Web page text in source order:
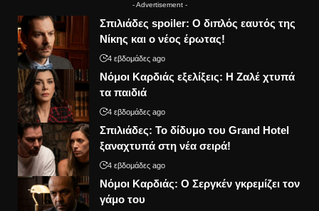
- Advertisement -
Σπιλιάδες spoiler: Ο διπλός εαυτός της
Νίκης και ο νέος έρωτας!
4 εβδομάδες ago
Νόμοι Καρδιάς εξελίξεις: Η Ζαλέ χτυπά
τα παιδιά
4 εβδομάδες ago
Σπιλιάδες: Το δίδυμο του Grand Hotel
ξαναχτυπά στη νέα σειρά!
4 εβδομάδες ago
Νόμοι Καρδιάς: Ο Σεργκέν γκρεμίζει τον
γάμο του